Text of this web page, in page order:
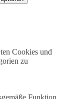
Cookies und
zu
Funktion